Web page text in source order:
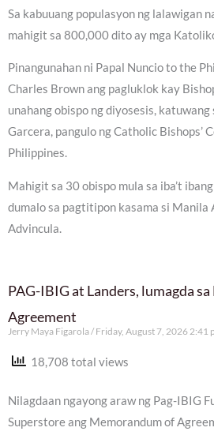
Sa kabuuang populasyon ng lalawigan
mahigit sa 800,000 dito ay mga
Pinangunahan ni Papal Nuncio to the
Charles Brown ang pagluklok kay
unahang obispo ng diyosesis,
Garcera, pangulo ng Catholic Bishops’
Philippines.
Mahigit sa 30 obispo mula sa iba’t
dumalo sa pagtitipon kasama si Manila
Advincula.
PAG-IBIG at Landers, lumagda
Agreement
Jerry Maya Figarola Friday, August 7, 2026 2:41
18,708 total views
Nilagdaan ngayong araw ng Pag-IBIG
Superstore ang Memorandum of